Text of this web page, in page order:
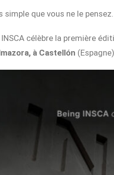
que vous ne le pensez.
INSCA célèbre la première
à Castellón